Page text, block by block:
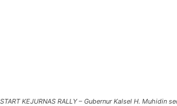
START KEJURNAS RALLY – Gubernur Kalsel H. Muhidin